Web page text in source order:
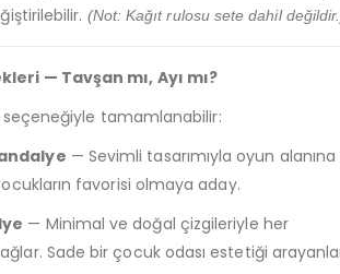
(Not: Kağıt rulosu sete dahil
— Tavşan mı, Ayı mı?
seçeneğiyle tamamlanabilir:
— Sevimli tasarımıyla oyun alanına
favorisi olmaya aday.
— Minimal ve doğal çizgileriyle her
Sade bir çocuk odası estetiği